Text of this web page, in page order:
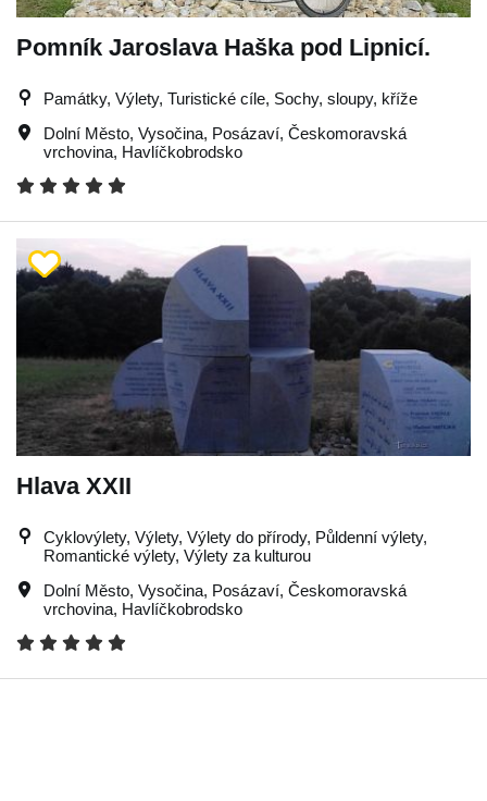
Pomník Jaroslava Haška pod Lipnicí.
Památky, Výlety, Turistické cíle, Sochy, sloupy, kříže
Dolní Město, Vysočina, Posázaví, Českomoravská
vrchovina, Havlíčkobrodsko
Hlava XXII
Cyklovýlety, Výlety, Výlety do přírody, Půldenní výlety,
Romantické výlety, Výlety za kulturou
Dolní Město, Vysočina, Posázaví, Českomoravská
vrchovina, Havlíčkobrodsko